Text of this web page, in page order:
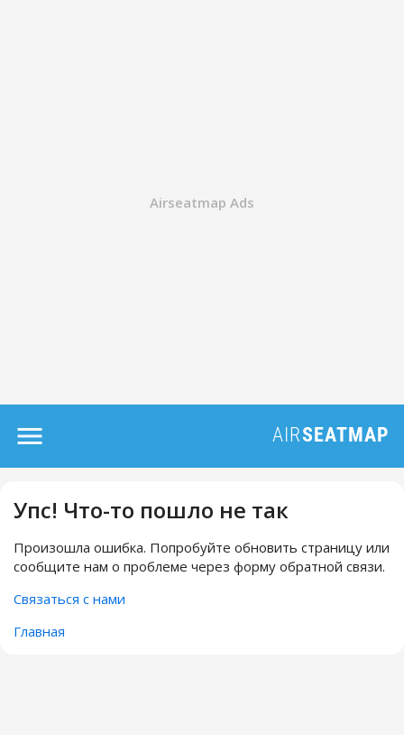
Упс! Что-то пошло не так
Произошла ошибка. Попробуйте обновить страницу или
сообщите нам о проблеме через форму обратной связи.
Связаться с нами
Главная